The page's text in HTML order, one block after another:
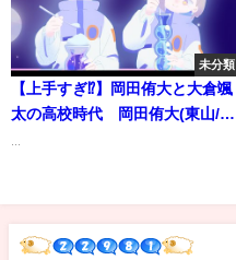
未分類
【上手すぎ⁉︎】岡田侑大と大倉颯
太の高校時代 岡田侑大(東山/現